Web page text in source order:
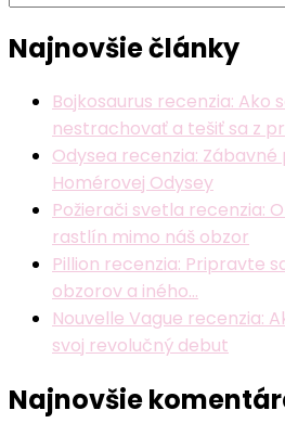
Najnovšie články
Bojkosaurus recenzia: Ako
nestrachovať a tešiť sa z
Odysea recenzia:
Homérovej Odysey
Požierači svetla recenzia:
rastlín mimo náš obzor
Pillion recenzia: Pripravte
obzorov a iného…
Nouvelle Vague recenzia:
svoj revolučný debut
Najnovšie